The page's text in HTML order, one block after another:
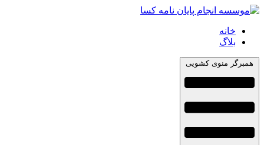
خانه
بلاگ
همبرگر منوی کشویی